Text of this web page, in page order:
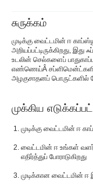
முடிக்கு
முடிக்கு
அபாயங்கள்
முடிவுரை
சுருக்கம்
முடிக்கு வைட்டமின் ஈ
அறியப்பட்டிருக்கிறது,
உடலின் செல்களைப்
எண்ணெய்Â
அழகுசாதனப் பொருட்களில்
முக்கிய
முடிக்கு வைட்டமின் ஈ
வைட்டமின் ஈ உங்கள்
எதிர்த்துப் போராடுகிறது
முடிக்கான வைட்டமின் ஈ